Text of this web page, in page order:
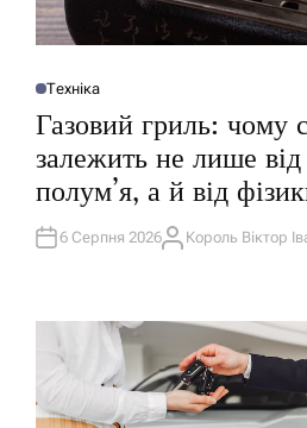
О
Л
І
К
У
А
Т
Техніка
Газовий гриль: чому
залежить не лише від
полум’я, а й від
6 Серпня 2026А
Король Віктор